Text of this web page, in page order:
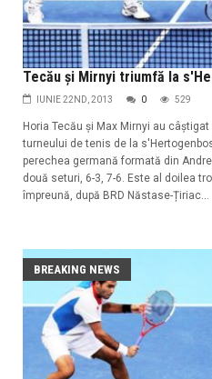
Tecău și Mirnyi triumfă la
IUNIE 22ND, 2013 0 529
Horia Tecău și Max Mirnyi au
turneului de tenis de la
perechea germană formată din
două seturi, 6-3, 7-6. Este al doilea
împreună, după BRD Năstase-Țiriac...
BREAKING NEWS